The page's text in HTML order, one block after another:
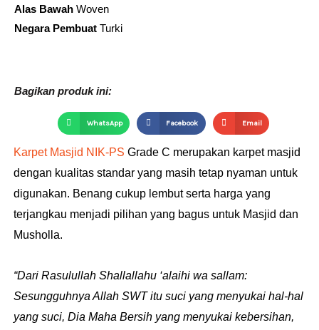
Alas Bawah Woven
Negara Pembuat Turki
Bagikan produk ini:
WhatsApp Facebook Email
Karpet Masjid NIK-PS Grade C merupakan karpet masjid
dengan kualitas standar yang masih tetap nyaman untuk
digunakan. Benang cukup lembut serta harga yang
terjangkau menjadi pilihan yang bagus untuk Masjid dan
Musholla.
“Dari Rasulullah Shallallahu ‘alaihi wa sallam:
Sesungguhnya Allah SWT itu suci yang menyukai hal-hal
yang suci, Dia Maha Bersih yang menyukai kebersihan,